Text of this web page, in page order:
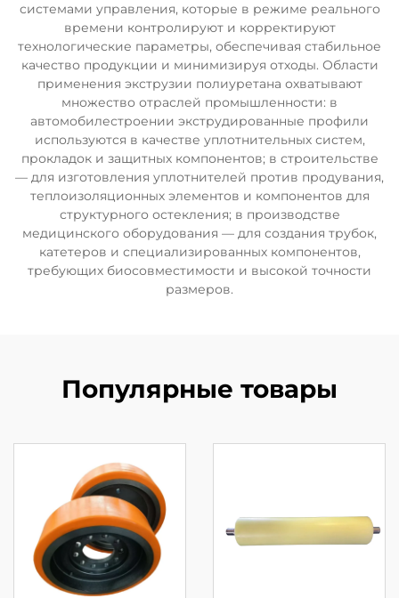
системами управления, которые в режиме реального
времени контролируют и корректируют
технологические параметры, обеспечивая стабильное
качество продукции и минимизируя отходы. Области
применения экструзии полиуретана охватывают
множество отраслей промышленности: в
автомобилестроении экструдированные профили
используются в качестве уплотнительных систем,
прокладок и защитных компонентов; в строительстве
— для изготовления уплотнителей против продувания,
теплоизоляционных элементов и компонентов для
структурного остекления; в производстве
медицинского оборудования — для создания трубок,
катетеров и специализированных компонентов,
требующих биосовместимости и высокой точности
размеров.
Популярные товары